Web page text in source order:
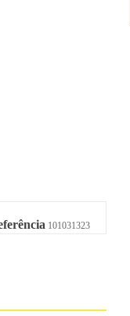
101031323